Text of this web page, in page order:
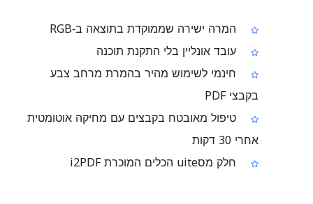
המרה ישירה שממוקדת בתוצאה ב‑RGB
עובד אונליין בלי התקנת תוכנה
חינמי לשימוש מהיר בהמרת מרחב צבע
בקבצי PDF
טיפול מאובטח בקבצים עם מחיקה אוטומטית
אחרי 30 דקות
חלק מסuite הכלים המוכרת i2PDF